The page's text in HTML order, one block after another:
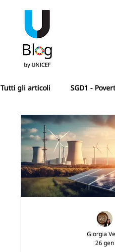
Tutti gli articoli SGD1 -
SGD4 - Istruzione di qualità
SDG7 - Energia pulita e
SDG13 - Agire per il clima
Giorgia
26 gen